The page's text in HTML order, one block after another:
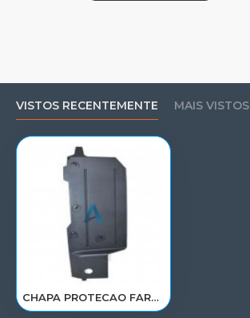
VISTOS RECENTEMENTE MAIS VISTOS
CHAPA PROTECAO FAROL VOLVO FH4 LE 84034945/84139886